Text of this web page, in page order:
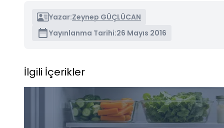
Yazar:Zeynep GÜÇLÜCAN
Yayınlanma Tarihi:26 Mayıs 2016
İlgili İçerikler